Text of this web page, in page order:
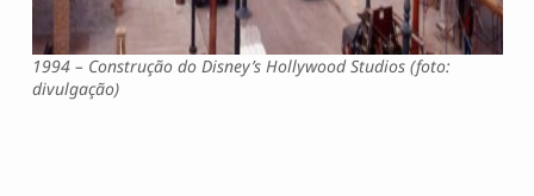
1994 – Construção do Disney’s Hollywood Studios (foto:
divulgação)